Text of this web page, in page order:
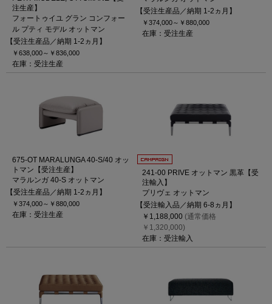
注生産】
フォートゥイユ グラン コンフォー
ル プティ モデル オットマン
【受注生産品／納期 1-2ヵ月】
￥638,000～ ￥836,000
在庫：受注生産
【受注生産品／納期 1-2ヵ月】
￥374,000～ ￥880,000
在庫：受注生産
675-OT MARALUNGA 40-S/40 オッ
トマン【受注生産】
マラルンガ 40-S オットマン
【受注生産品／納期 1-2ヵ月】
￥374,000～ ￥880,000
在庫：受注生産
241-00 PRIVE オットマン 黒革【受
注輸入】
プリヴェ オットマン
【受注輸入品／納期 6-8ヵ月】
￥1,188,000 (通常価格
￥1,320,000)
在庫：受注輸入